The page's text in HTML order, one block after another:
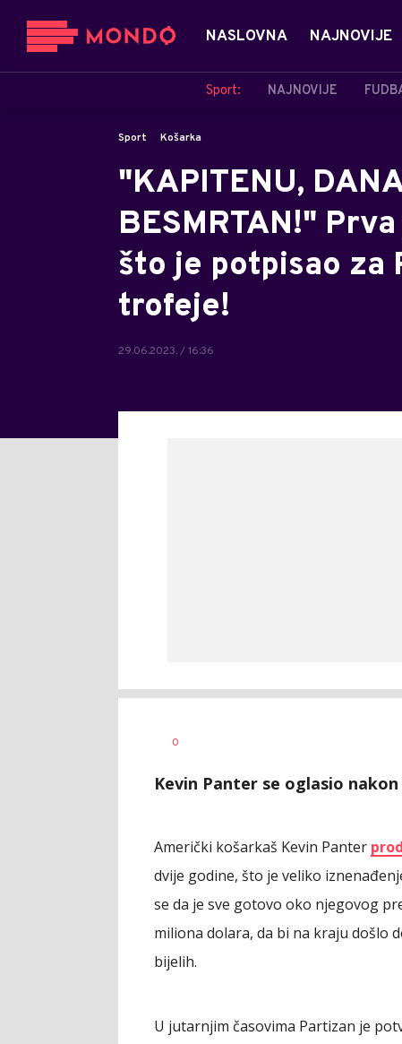
NASLOVNA NAJNOVIJE
Sport: NAJNOVIJE
Sport Košarka
"KAPITENU,
BESMRTAN!"
što je potpisao za
trofeje!
29.06.2023. / 16:36
AUTOR
0
Kevin Panter se oglasio
Američki košarkaš Kevin Panter
dvije godine, što je veliko
se da je sve gotovo oko njegovog
miliona dolara, da bi na kraju došlo
bijelih.
U jutarnjim časovima Partizan je